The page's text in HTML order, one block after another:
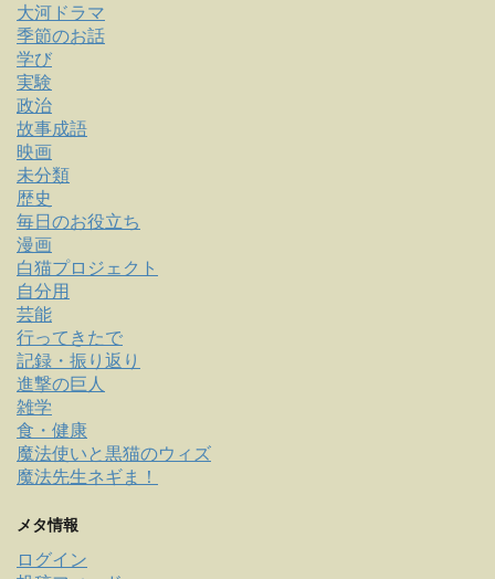
大河ドラマ
季節のお話
学び
実験
政治
故事成語
映画
未分類
歴史
毎日のお役立ち
漫画
白猫プロジェクト
自分用
芸能
行ってきたで
記録・振り返り
進撃の巨人
雑学
食・健康
魔法使いと黒猫のウィズ
魔法先生ネギま！
メタ情報
ログイン